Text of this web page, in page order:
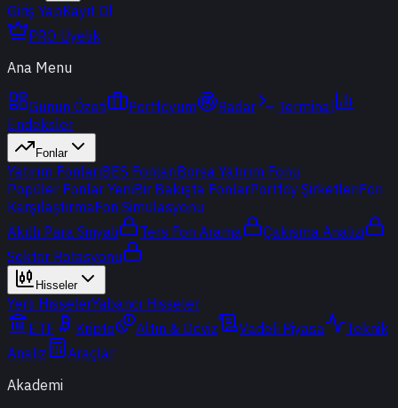
Giriş YapKayıt Ol
PRO Üyelik
Ana Menu
Günün Özeti Portföyüm Radar
Terminal
Endeksler
Fonlar
Yatırım FonlarıBES FonlarıBorsa Yatırım Fonu
Popüler Fonlar YeniBir Bakışta FonlarPortföy ŞirketleriFon
KarşılaştırmaFon Simülasyonu
Akıllı Para Sinyali
Ters Fon Arama
Çakışma Analizi
Sektör Rotasyonu
Hisseler
Yerli HisselerYabancı Hisseler
ETF
Kripto Altın & Döviz Vadeli Piyasa
Teknik
Analiz
Araçlar
Akademi